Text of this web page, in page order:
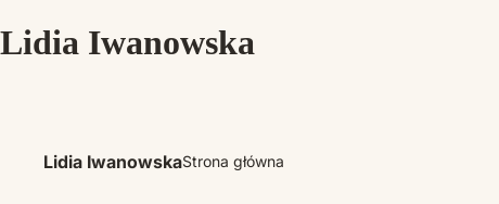
Lidia Iwanowska
Lidia IwanowskaStrona główna